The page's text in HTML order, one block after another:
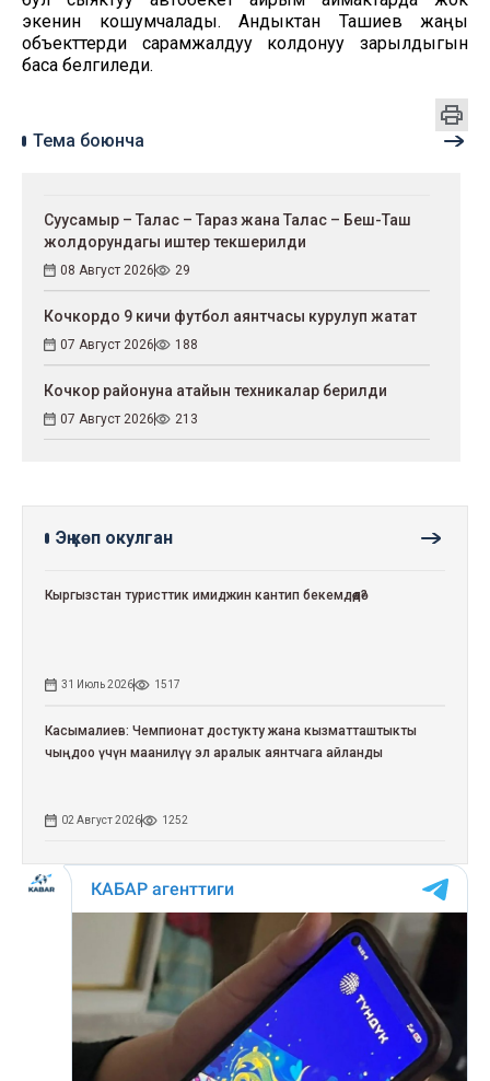
экенин кошумчалады. Андыктан Ташиев жаңы
объекттерди сарамжалдуу колдонуу зарылдыгын
баса белгиледи.
Тема боюнча
Суусамыр – Талас – Тараз жана Талас – Беш-Таш
жолдорундагы иштер текшерилди
08 Август 2026 29
Кочкордо 9 кичи футбол аянтчасы курулуп жатат
07 Август 2026 188
Кочкор районуна атайын техникалар берилди
07 Август 2026 213
Эң көп окулган
Кыргызстан туристтик имиджин кантип бекемдөөдө?
31 Июль 2026 1517
Касымалиев: Чемпионат достукту жана кызматташтыкты
чыңдоо үчүн маанилүү эл аралык аянтчага айланды
02 Август 2026 1252